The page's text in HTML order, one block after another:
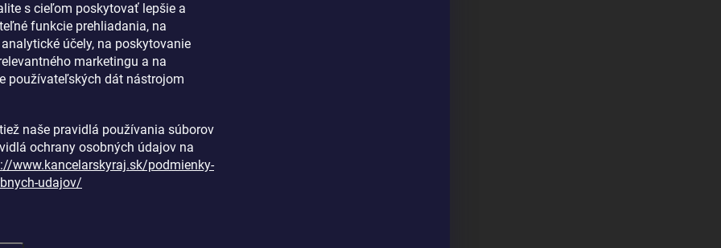
s cieľom poskytovať lepšie a
funkcie prehliadania, na
účely, na poskytovanie
marketingu a na
používateľských dát nástrojom
naše pravidlá používania súborov
ochrany osobných údajov na
www.kancelarskyraj.sk/podmienky-
udajov/